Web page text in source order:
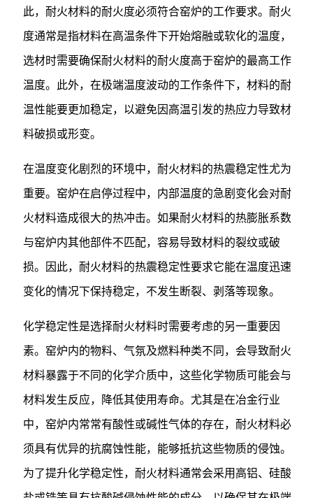
此，耐火材料的耐火度必须符合窑炉的工作要求。耐火
度通常是指材料在高温条件下开始熔融或软化的温度，
选材时需要确保耐火材料的耐火度高于窑炉的最高工作
温度。此外，在极端温度波动的工作条件下，材料的耐
温性能要更加稳定，以避免因高温引发的热应力导致材
料破损或形变。
在温度变化剧烈的环境中，耐火材料的热震稳定性尤为
重要。窑炉在启停过程中，内部温度的急剧变化会对耐
火材料造成很大的热冲击。如果耐火材料的热膨胀系数
与窑炉内其他部件不匹配，容易导致材料的裂纹或破
损。因此，耐火材料的热震稳定性要求它能在温度迅速
变化的情况下保持稳定，不发生断裂、剥落等现象。
化学稳定性是选择耐火材料时需要考虑的另一重要因
素。窑炉内的物料、气氛及燃料种类不同，会导致耐火
材料暴露于不同的化学介质中，这些化学物质可能会与
材料发生反应，降低其使用寿命。尤其是在冶金行业
中，窑炉内常常有酸性或碱性气体的存在，耐火材料必
须具有优异的抗腐蚀性能，能够抵抗这些物质的侵蚀。
为了提升化学稳定性，耐火材料通常会采用高铝、硅酸